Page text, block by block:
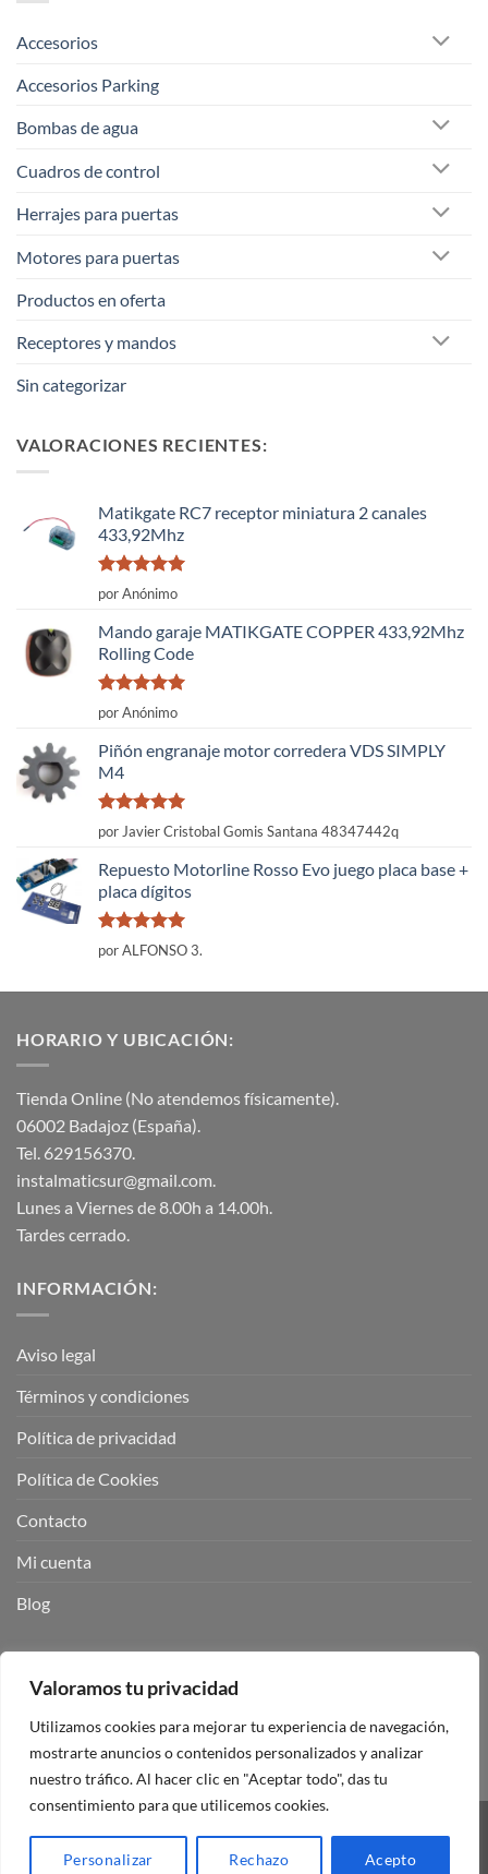
Valoramos tu privacidad
Utilizamos cookies para mejorar tu experiencia de navegación,
mostrarte anuncios o contenidos personalizados y analizar
nuestro tráfico. Al hacer clic en "Aceptar todo", das tu
consentimiento para que utilicemos cookies.
Personalizar Rechazo Acepto
Accesorios
Accesorios Parking
Bombas de agua
Cuadros de control
Herrajes para puertas
Motores para puertas
Productos en oferta
Receptores y mandos
Sin categorizar
VALORACIONES RECIENTES:
Matikgate RC7 receptor miniatura 2 canales
433,92Mhz
Valorado
con
por Anónimo
Mando garaje MATIKGATE COPPER 433,92Mhz
Rolling Code
Valorado
con
por Anónimo
Piñón engranaje motor corredera VDS SIMPLY
M4
Valorado
con
por Javier Cristobal Gomis Santana 48347442q
Repuesto Motorline Rosso Evo juego placa base +
placa dígitos
Valorado
con
por ALFONSO 3.
HORARIO Y UBICACIÓN:
Tienda Online (No atendemos físicamente).
06002 Badajoz (España).
Tel. 629156370.
instalmaticsur@gmail.com.
Lunes a Viernes de 8.00h a 14.00h.
Tardes cerrado.
INFORMACIÓN:
Aviso legal
Términos y condiciones
Política de privacidad
Política de Cookies
Contacto
Mi cuenta
Blog
Visa PayPal Stripe MasterCard